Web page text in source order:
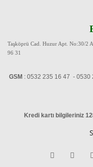
Taşköprü Cad. Huzur Apt. No:30/2
96 31
GSM : 0532 235 16 47 -
Kredi kartı bilgileriniz